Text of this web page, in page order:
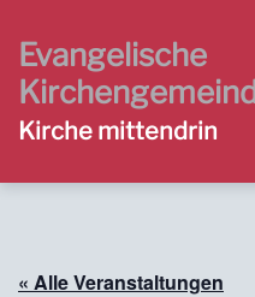
Hauptnavigation
springen
Inhalt
springen
Footer
springen
Evangelische
Kirche mittendrin
« Alle Veranstaltungen